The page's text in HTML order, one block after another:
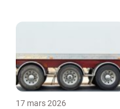
17 mars 2026